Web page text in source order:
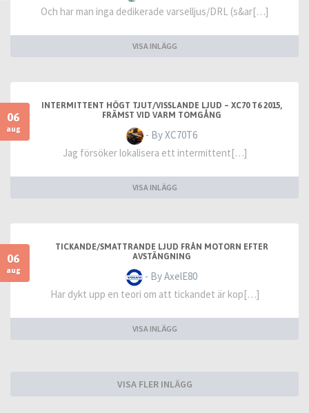
Och har man inga dedikerade varselljus/DRL (s&ar[…]
VISA INLÄGG
06
aug
INTERMITTENT HÖGT TJUT/VISSLANDE LJUD – XC70 T6 2015,
FRÄMST VID VARM TOMGÅNG
- By XC70T6
Jag försöker lokalisera ett intermittent[…]
VISA INLÄGG
06
aug
TICKANDE/SMATTRANDE LJUD FRÅN MOTORN EFTER
AVSTÄNGNING
- By AxelE80
Har dykt upp en teori om att tickandet är kop[…]
VISA INLÄGG
VISA FLER INLÄGG